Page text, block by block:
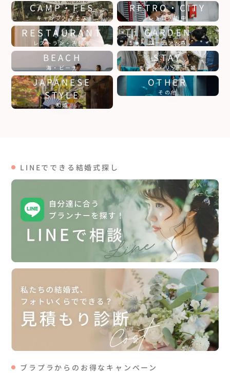
CAMP・FES
キャンプ・フェス
RETRO・CITY
レトロ・街中
RESTAURANT
レストラン・古民家
GARDEN
ガーデン・森
BEACH
海・ビーチ
STAY
ホテル・リゾート婚
JAPANESE
STYLE
和婚
OTHER
その他
LINEでできる結婚式探し
ブラプラからのお得なキャンペーン